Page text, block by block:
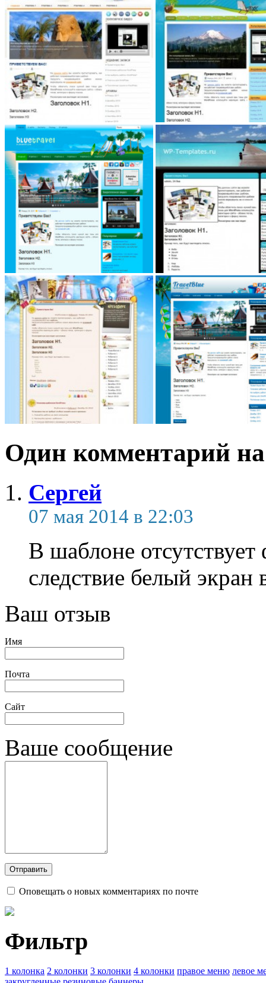
Один комментарий
Сергей
07 мая 2014 в 22:03
В шаблоне
следствие белый экран
Ваш отзыв
Имя
Почта
Сайт
Ваше сообщение
Оповещать о новых комментариях по почте
Фильтр
1 колонка 2 колонки 3 колонки 4 колонки правое меню левое